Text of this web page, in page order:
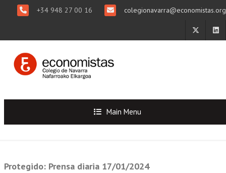
+34 948 27 00 16 colegionavarra@economistas.org
Main Menu
Protegido: Prensa diaria 17/01/2024